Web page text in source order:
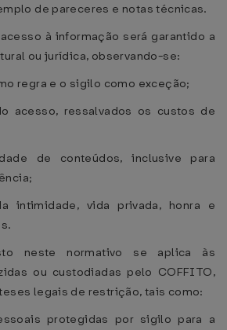
de pareceres e notas técnicas.
à informação será garantido a
ou jurídica, observando-se:
regra e o sigilo como exceção;
acesso, ressalvados os custos de
de conteúdos, inclusive para
intimidade, vida privada, honra e
neste normativo se aplica às
ou custodiadas pelo COFFITO,
legais de restrição, tais como:
protegidas por sigilo para a